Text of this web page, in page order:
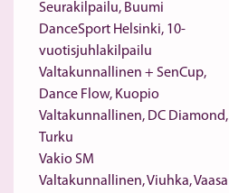
Seurakilpailu, Buumi
DanceSport Helsinki, 10-
vuotisjuhlakilpailu
Valtakunnallinen + SenCup,
Dance Flow, Kuopio
Valtakunnallinen, DC Diamond,
Turku
Vakio SM
Valtakunnallinen, Viuhka, Vaasa